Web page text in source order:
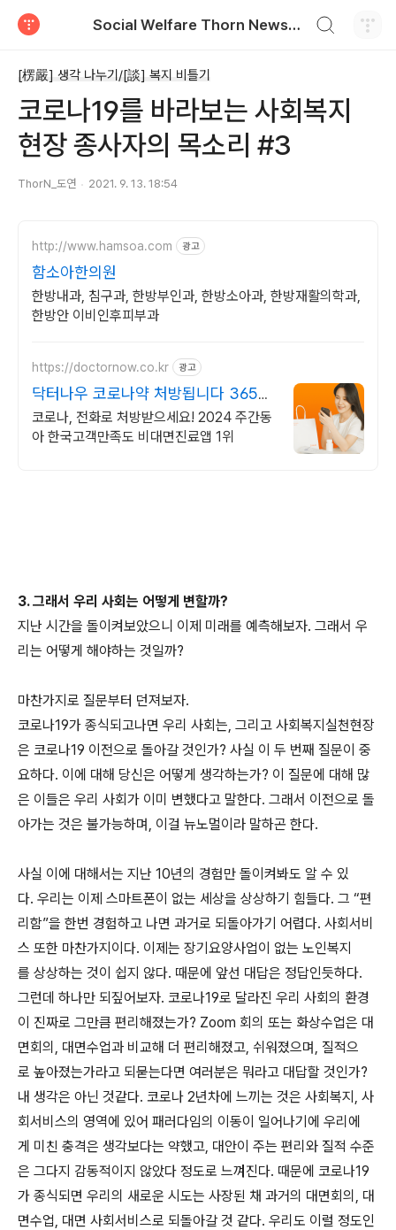
Social Welfare Thorn News, 福智衍, 복지비틀기
[楞嚴] 생각 나누기/[談] 복지 비틀기
코로나19를 바라보는 사회복지
현장 종사자의 목소리 #3
ThorN_도연 2021. 9. 13. 18:54
http://www.hamsoa.com 광고
함소아한의원
한방내과, 침구과, 한방부인과, 한방소아과, 한방재활의학과,
한방안 이비인후피부과
https://doctornow.co.kr 광고
닥터나우 코로나약 처방됩니다 365일
24시간 진료가능
코로나, 전화로 처방받으세요! 2024 주간동
아 한국고객만족도 비대면진료앱 1위
3. 그래서 우리 사회는 어떻게 변할까?
지난 시간을 돌이켜보았으니 이제 미래를 예측해보자. 그래서 우
리는 어떻게 해야하는 것일까?
마찬가지로 질문부터 던져보자.
코로나19가 종식되고나면 우리 사회는, 그리고 사회복지실천현장
은 코로나19 이전으로 돌아갈 것인가? 사실 이 두 번째 질문이 중
요하다. 이에 대해 당신은 어떻게 생각하는가? 이 질문에 대해 많
은 이들은 우리 사회가 이미 변했다고 말한다. 그래서 이전으로 돌
아가는 것은 불가능하며, 이걸 뉴노멀이라 말하곤 한다.
사실 이에 대해서는 지난 10년의 경험만 돌이켜봐도 알 수 있
다. 우리는 이제 스마트폰이 없는 세상을 상상하기 힘들다. 그 “편
리함”을 한번 경험하고 나면 과거로 되돌아가기 어렵다. 사회서비
스 또한 마찬가지이다. 이제는 장기요양사업이 없는 노인복지
를 상상하는 것이 쉽지 않다. 때문에 앞선 대답은 정답인듯하다.
그런데 하나만 되짚어보자. 코로나19로 달라진 우리 사회의 환경
이 진짜로 그만큼 편리해졌는가? Zoom 회의 또는 화상수업은 대
면회의, 대면수업과 비교해 더 편리해졌고, 쉬워졌으며, 질적으
로 높아졌는가라고 되묻는다면 여러분은 뭐라고 대답할 것인가?
내 생각은 아닌 것같다. 코로나 2년차에 느끼는 것은 사회복지, 사
회서비스의 영역에 있어 패러다임의 이동이 일어나기에 우리에
게 미친 충격은 생각보다는 약했고, 대안이 주는 편리와 질적 수준
은 그다지 감동적이지 않았다 정도로 느껴진다. 때문에 코로나19
가 종식되면 우리의 새로운 시도는 사장된 채 과거의 대면회의, 대
면수업, 대면 사회서비스로 되돌아갈 것 같다. 우리도 이럴 정도인